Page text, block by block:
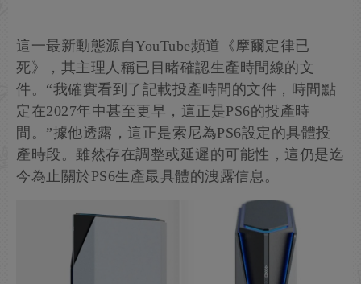
這一最新動態源自YouTube頻道《摩爾定律已
死》，其主理人稱已目睹確認生產時間線的文
件。“我確實看到了記載投產時間的文件，時間點
定在2027年中甚至更早，這正是PS6的投產時
間。”據他透露，這正是索尼為PS6設定的具體投
產時段。雖然存在調整或延遲的可能性，這仍是迄
今為止關於PS6生產最具體的洩露信息。